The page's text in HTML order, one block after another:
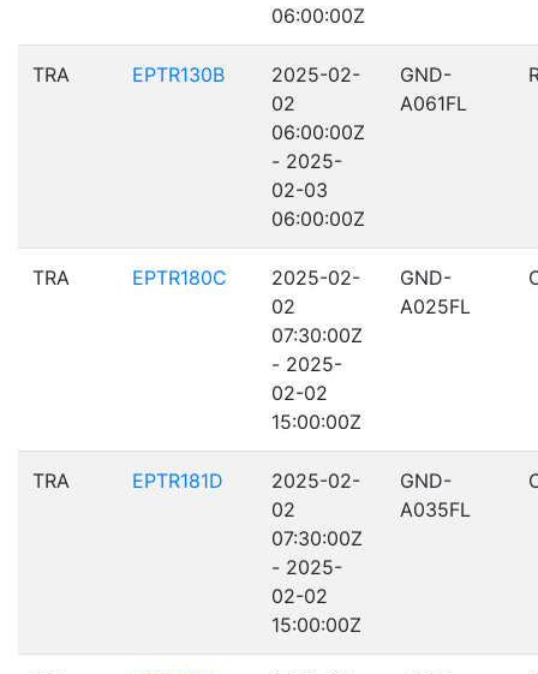
06:00:00Z
TRA EPTR130B
2025-02-
02
06:00:00Z
- 2025-
02-03
06:00:00Z
GND-
A061FL
TRA EPTR180C
2025-02-
02
07:30:00Z
- 2025-
02-02
15:00:00Z
GND-
A025FL
TRA EPTR181D
2025-02-
02
07:30:00Z
- 2025-
02-02
15:00:00Z
GND-
A035FL